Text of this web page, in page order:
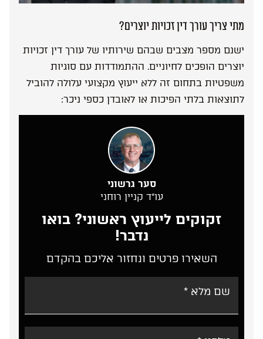
מתי צריך עורך דין זכויות יוצרים?
ישנם מספר מצבים שבהם שירותיו של עורך דין זכויות
יוצרים הופכים לחיוניים. ההתמודדות עם סוגיות
משפטיות בתחום זה ללא ייעוץ מקצועי עלולה להוביל
לתוצאות בלתי הפיכות או לאובדן כספי ניכר:
סער גרשוני
עו”ד קניין רוחני
זקוקים לייעוץ ראשוני? בואו
נדבר!
השאירו פרטים ונחזור אליכם בהקדם